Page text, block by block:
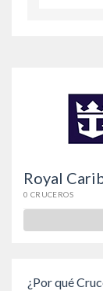
Royal
0 CRUCEROS
¿Por qué